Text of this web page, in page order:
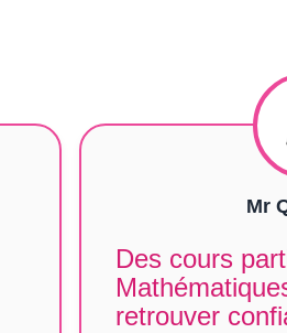
Mr
Des cours
retrouver